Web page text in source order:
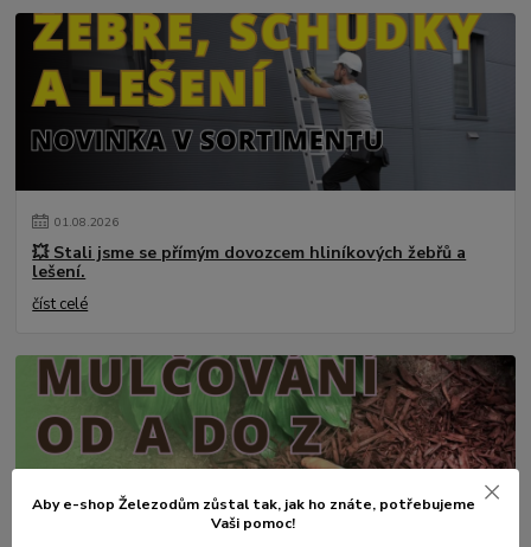
01.08.2026
💥 Stali jsme se přímým dovozcem hliníkových žebřů a
lešení.
číst celé
Aby e-shop Železodům zůstal tak, jak ho znáte, potřebujeme
Vaši pomoc!